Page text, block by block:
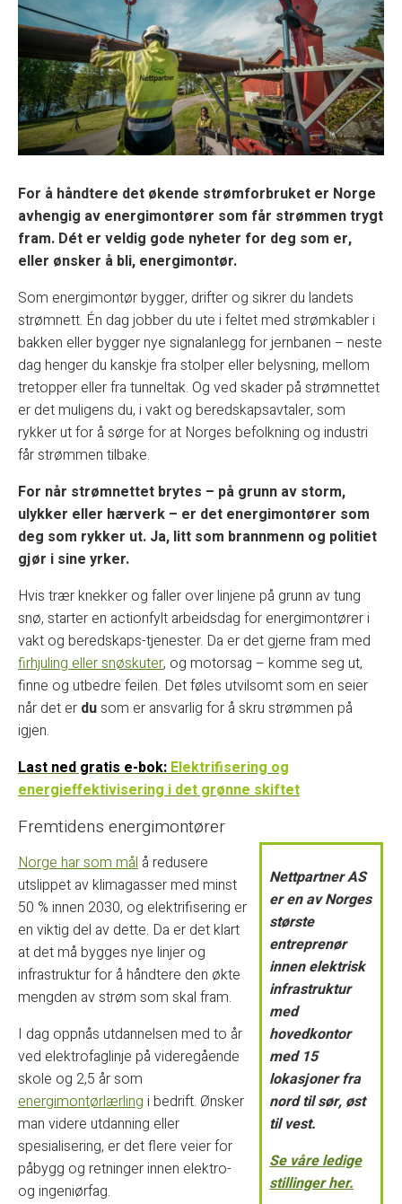
For å håndtere det økende strømforbruket er Norge
avhengig av energimontører som får strømmen trygt
fram. Dét er veldig gode nyheter for deg som er,
eller ønsker å bli, energimontør.
Som energimontør bygger, drifter og sikrer du landets
strømnett. Én dag jobber du ute i feltet med strømkabler i
bakken eller bygger nye signalanlegg for jernbanen – neste
dag henger du kanskje fra stolper eller belysning, mellom
tretopper eller fra tunneltak. Og ved skader på strømnettet
er det muligens du, i vakt og beredskapsavtaler, som
rykker ut for å sørge for at Norges befolkning og industri
får strømmen tilbake.
For når strømnettet brytes – på grunn av storm,
ulykker eller hærverk – er det energimontører som
deg som rykker ut. Ja, litt som brannmenn og politiet
gjør i sine yrker.
Hvis trær knekker og faller over linjene på grunn av tung
snø, starter en actionfylt arbeidsdag for energimontører i
vakt og beredskaps-tjenester. Da er det gjerne fram med
firhjuling eller snøskuter, og motorsag – komme seg ut,
finne og utbedre feilen. Det føles utvilsomt som en seier
når det er dusom er ansvarlig for å skru strømmen på
igjen.
Last ned gratis e-bok:Elektrifisering og
energieffektivisering i det grønne skiftet
Fremtidens energimontører
Nettpartner AS
er en av Norges
største
entreprenør
innen elektrisk
infrastruktur
med
hovedkontor
med 15
lokasjoner fra
nord til sør, øst
til vest.
Se våre ledige
stillinger her.
Norge har som mål å redusere
utslippet av klimagasser med minst
50 % innen 2030, og elektrifisering er
en viktig del av dette. Da er det klart
at det må bygges nye linjer og
infrastruktur for å håndtere den økte
mengden av strøm som skal fram.
I dag oppnås utdannelsen med to år
ved elektrofaglinje på videregående
skole og 2,5 år som
energimontørlærling i bedrift. Ønsker
man videre utdanning eller
spesialisering, er det flere veier for
påbygg og retninger innen elektro-
og ingeniørfag.